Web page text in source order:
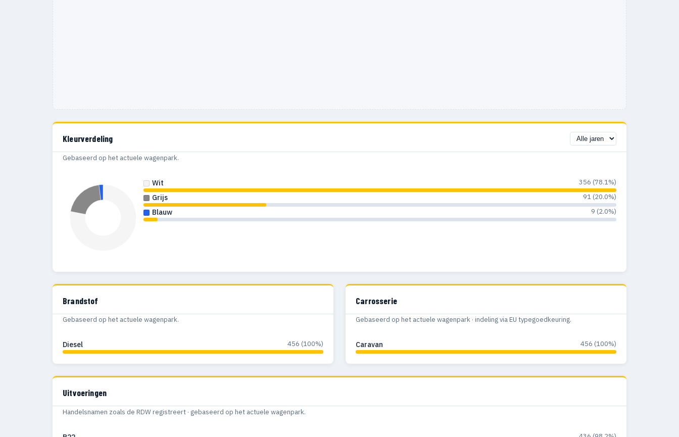
Kleurverdeling
Gebaseerd op het actuele wagenpark.
Wit 356 (78.1%)
Grijs 91 (20.0%)
Blauw 9 (2.0%)
Brandstof
Gebaseerd op het actuele wagenpark.
Diesel 456 (100%)
Carrosserie
Gebaseerd op het actuele wagenpark · indeling via EU typegoedkeuring.
Caravan 456 (100%)
Uitvoeringen
Handelsnamen zoals de RDW registreert · gebaseerd op het actuele wagenpark.